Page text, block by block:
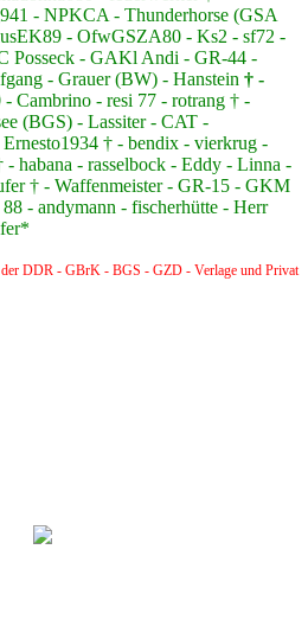
- NPKCA - Thunderhorse (GSA
- OfwGSZA80 - Ks2 - sf72 -
Posseck - GAKl Andi - GR-44 -
- Grauer (BW) - Hanstein † -
Cambrino - resi 77 - rotrang † -
(BGS) - Lassiter - CAT -
† - bendix - vierkrug -
- habana - rasselbock - Eddy - Linna -
† - Waffenmeister - GR-15 - GKM
- andymann - fischerhütte - Herr
DDR - GBrK - BGS - GZD - Verlage und Privat